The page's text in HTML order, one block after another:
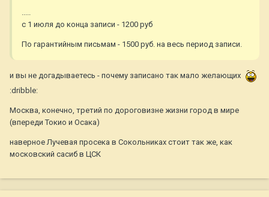
.....
с 1 июля до конца записи - 1200 руб
По гарантийным письмам - 1500 руб. на весь период записи.
и вы не догадываетесь - почему записано так мало желающих
:dribble:
Москва, конечно, третий по дороговизне жизни город в мире
(впереди Токио и Осака)
наверное Лучевая просека в Сокольниках стоит так же, как
московский сасиб в ЦСК